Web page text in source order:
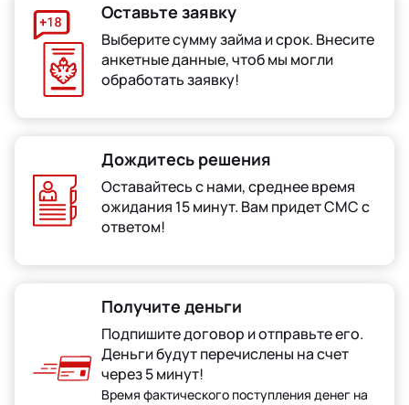
Оставьте заявку
Выберите сумму займа и срок. Внесите
анкетные данные, чтоб мы могли
обработать заявку!
Дождитесь решения
Оставайтесь с нами, среднее время
ожидания 15 минут. Вам придет СМС с
ответом!
Получите деньги
Подпишите договор и отправьте его.
Деньги будут перечислены на счет
через 5 минут!
Время фактического поступления денег на